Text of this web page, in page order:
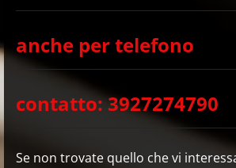
anche per telefono
contatto: 3927274790
Se non trovate quello che vi